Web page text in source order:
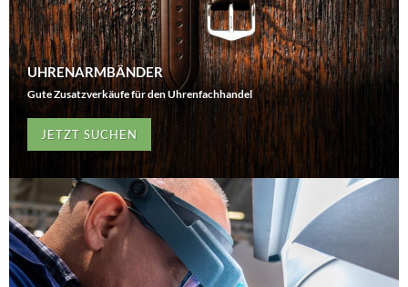
UHRENARMBÄNDER
Gute Zusatzverkäufe für den Uhrenfachhandel
JETZT SUCHEN